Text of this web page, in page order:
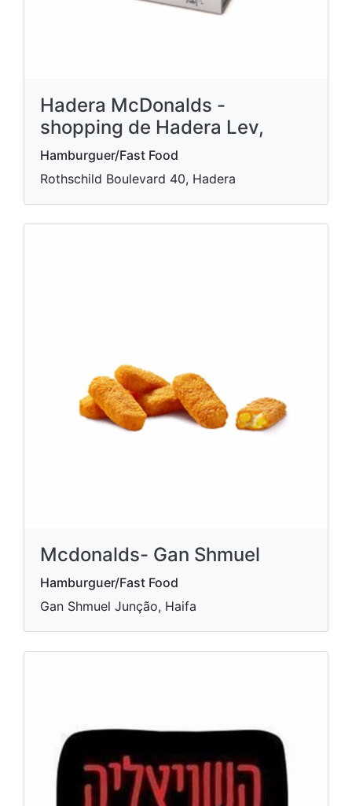
Hadera McDonalds -
shopping de Hadera Lev,
Hamburguer/Fast Food
Rothschild Boulevard 40, Hadera
Mcdonalds- Gan Shmuel
Hamburguer/Fast Food
Gan Shmuel Junção, Haifa